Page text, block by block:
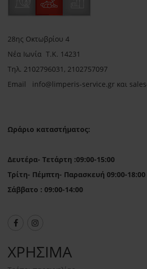
28ης Οκτωβρίου 4
Νέα Ιωνία Τ.Κ. 14231
Τηλ. 2102796031, 2102757097
Email info@limperis-service.gr και
Ωράριο καταστήματος:
Δευτέρα- Τετάρτη :09:00-15:00
Τρίτη- Πέμπτη- Παρασκευή 09:00-18:00
Σάββατο : 09:00-14:00
ΧΡΗΣΙΜΑ